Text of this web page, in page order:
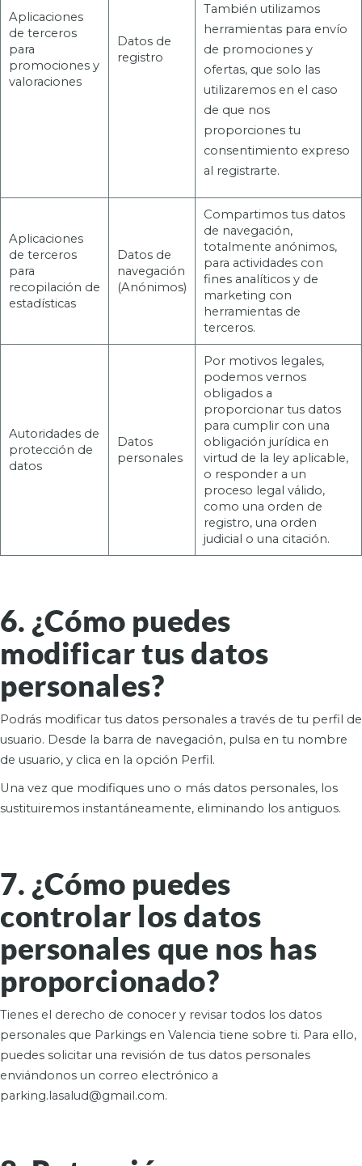
Aplicaciones
de terceros
para
promociones y
valoraciones
Datos de
registro
También utilizamos
herramientas para envío
de promociones y
ofertas, que solo las
utilizaremos en el caso
de que nos
proporciones tu
consentimiento expreso
al registrarte.
Aplicaciones
de terceros
para
recopilación de
estadísticas
Datos de
navegación
(Anónimos)
Compartimos tus datos
de navegación,
totalmente anónimos,
para actividades con
fines analíticos y de
marketing con
herramientas de
terceros.
Autoridades de
protección de
datos
Datos
personales
Por motivos legales,
podemos vernos
obligados a
proporcionar tus datos
para cumplir con una
obligación jurídica en
virtud de la ley aplicable,
o responder a un
proceso legal válido,
como una orden de
registro, una orden
judicial o una citación.
6. ¿Cómo puedes
modificar tus datos
personales?
Podrás modificar tus datos personales a través de tu perfil de
usuario. Desde la barra de navegación, pulsa en tu nombre
de usuario, y clica en la opción Perfil.
Una vez que modifiques uno o más datos personales, los
sustituiremos instantáneamente, eliminando los antiguos.
7. ¿Cómo puedes
controlar los datos
personales que nos has
proporcionado?
Tienes el derecho de conocer y revisar todos los datos
personales que Parkings en Valencia tiene sobre ti. Para ello,
puedes solicitar una revisión de tus datos personales
enviándonos un correo electrónico a
parking.lasalud@gmail.com.